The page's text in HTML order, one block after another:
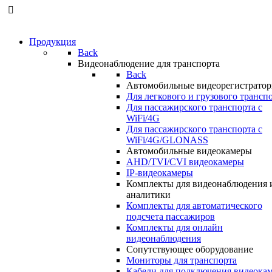
Продукция
Back
Видеонаблюдение для транспорта
Back
Автомобильные
Для легкового и грузового
Для пассажирского транспорта с
WiFi/4G
Для пассажирского транспорта с
WiFi/4G/GLONASS
Автомобильные видеокамеры
AHD/TVI/CVI видеокамеры
IP-видеокамеры
Комплекты для видеонаблюдения
аналитики
Комплекты для автоматического
подсчета пассажиров
Комплекты для онлайн
видеонаблюдения
Сопутствующее оборудование
Мониторы для транспорта